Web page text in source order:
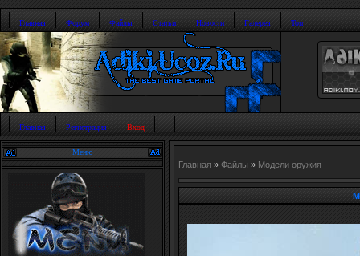
Главная Форум Файлы Статьи Новости Галерея Топ
Главная Регистрация Вход
Меню
Главная » Файлы » Модели оружия